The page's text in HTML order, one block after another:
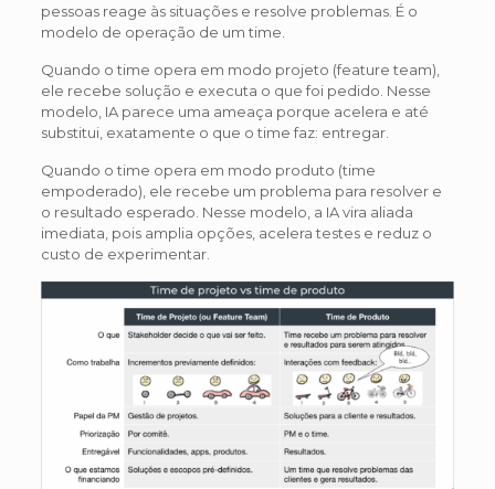
pessoas reage às situações e resolve problemas. É o
modelo de operação de um time.
Quando o time opera em modo projeto (feature team),
ele recebe solução e executa o que foi pedido. Nesse
modelo, IA parece uma ameaça porque acelera e até
substitui, exatamente o que o time faz: entregar.
Quando o time opera em modo produto (time
empoderado), ele recebe um problema para resolver e
o resultado esperado. Nesse modelo, a IA vira aliada
imediata, pois amplia opções, acelera testes e reduz o
custo de experimentar.